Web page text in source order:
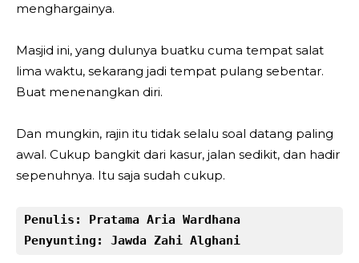
menghargainya.
Masjid ini, yang dulunya buatku cuma tempat salat
lima waktu, sekarang jadi tempat pulang sebentar.
Buat menenangkan diri.
Dan mungkin, rajin itu tidak selalu soal datang paling
awal. Cukup bangkit dari kasur, jalan sedikit, dan hadir
sepenuhnya. Itu saja sudah cukup.
Penulis: Pratama Aria Wardhana
Penyunting: Jawda Zahi Alghani